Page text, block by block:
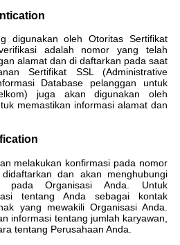
digunakan oleh Otoritas Sertifikat
adalah nomor yang telah
alamat dan di daftarkan pada saat
Sertifikat SSL (Administrative
Database pelanggan untuk
juga akan digunakan oleh
memastikan informasi alamat dan
melakukan konfirmasi pada nomor
dan akan menghubungi
pada Organisasi Anda. Untuk
tentang Anda sebagai kontak
yang mewakili Organisasi Anda.
informasi tentang jumlah karyawan,
tentang Perusahaan Anda.